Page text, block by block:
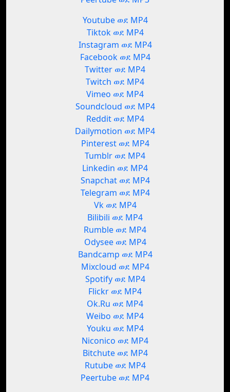
Youtube ወደ MP4
Tiktok ወደ MP4
Instagram ወደ MP4
Facebook ወደ MP4
Twitter ወደ MP4
Twitch ወደ MP4
Vimeo ወደ MP4
Soundcloud ወደ MP4
Reddit ወደ MP4
Dailymotion ወደ MP4
Pinterest ወደ MP4
Tumblr ወደ MP4
Linkedin ወደ MP4
Snapchat ወደ MP4
Telegram ወደ MP4
Vk ወደ MP4
Bilibili ወደ MP4
Rumble ወደ MP4
Odysee ወደ MP4
Bandcamp ወደ MP4
Mixcloud ወደ MP4
Spotify ወደ MP4
Flickr ወደ MP4
Ok.Ru ወደ MP4
Weibo ወደ MP4
Youku ወደ MP4
Niconico ወደ MP4
Bitchute ወደ MP4
Rutube ወደ MP4
Peertube ወደ MP4